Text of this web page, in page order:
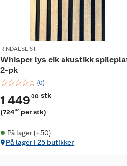
RINDALSLIST
Whisper lys eik akustikk
2-pk
☆☆☆☆☆ (0)
1 449 00 stk
(724 50 per stk)
På lager (+50)
På lager i 25 butikker